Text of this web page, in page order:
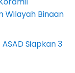
Wilayah Binaan
Siapkan 3